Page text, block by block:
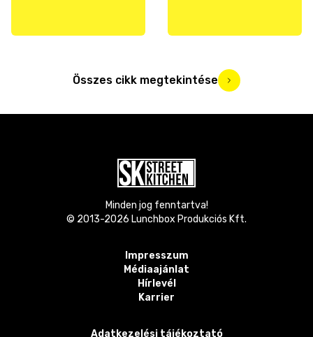
Összes cikk megtekintése
Minden jog fenntartva!
© 2013-2026 Lunchbox Produkciós Kft.
Impresszum
Médiaajánlat
Hírlevél
Karrier
Adatkezelési tájékoztató